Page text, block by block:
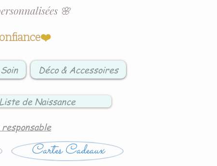
❤️
🌸
Déco & Accessoires
Liste de Naissance
Cartes Cadeaux